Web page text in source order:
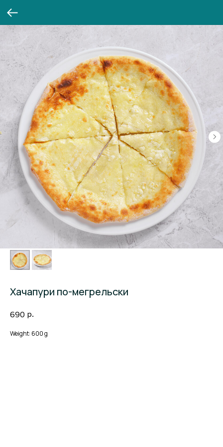
Хачапури по-мегрельски
690 р.
Weight: 600 g